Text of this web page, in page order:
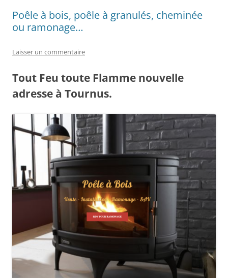
Poêle à bois, poêle à granulés, cheminée
ou ramonage…
Laisser un commentaire
Tout Feu toute Flamme nouvelle
adresse à Tournus.